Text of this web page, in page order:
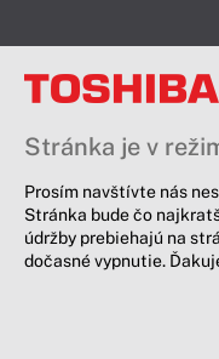
Stránka je v
Prosím navštívte nás
Stránka bude čo
údržby prebiehajú na
dočasné vypnutie.